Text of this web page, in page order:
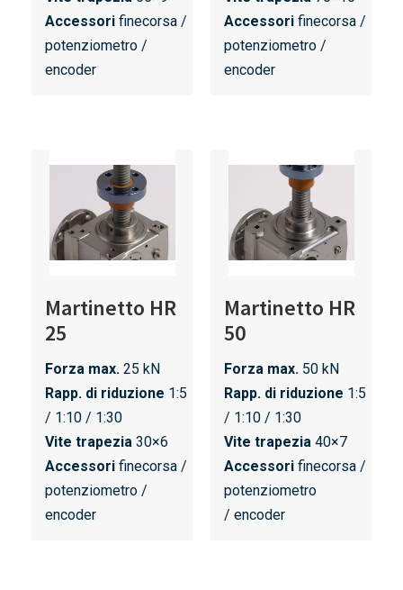
Accessori finecorsa /
potenziometro /
encoder
Accessori finecorsa /
potenziometro /
encoder
Martinetto HR
25
Forza max. 25 kN
Rapp. di riduzione 1:5
/ 1:10 / 1:30
Vite trapezia 30×6
Accessori finecorsa /
potenziometro /
encoder
Martinetto HR
50
Forza max. 50 kN
Rapp. di riduzione 1:5
/ 1:10 / 1:30
Vite trapezia 40×7
Accessori finecorsa /
potenziometro
/ encoder